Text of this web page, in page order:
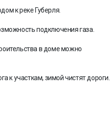
к реке Губерля.
подключения газа.
в доме можно
к участкам, зимой чистят дороги.